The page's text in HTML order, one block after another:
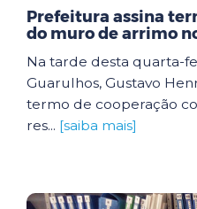
Prefeitura assina
do muro de arrimo
Na tarde desta quarta-
Guarulhos, Gustavo
termo de cooperação
res... [saiba mais]